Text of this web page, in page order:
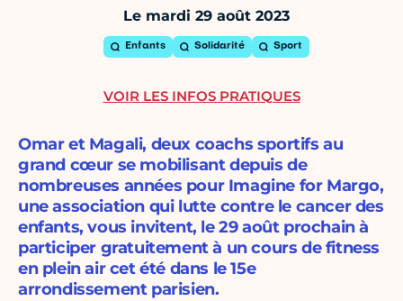
Le mardi 29 août 2023
Enfants Solidarité Sport
Omar et Magali, deux coachs sportifs au
grand cœur se mobilisant depuis de
nombreuses années pour Imagine for Margo,
une association qui lutte contre le cancer des
enfants, vous invitent, le 29 août prochain à
participer gratuitement à un cours de fitness
en plein air cet été dans le 15e
arrondissement parisien.
VOIR LES INFOS PRATIQUES